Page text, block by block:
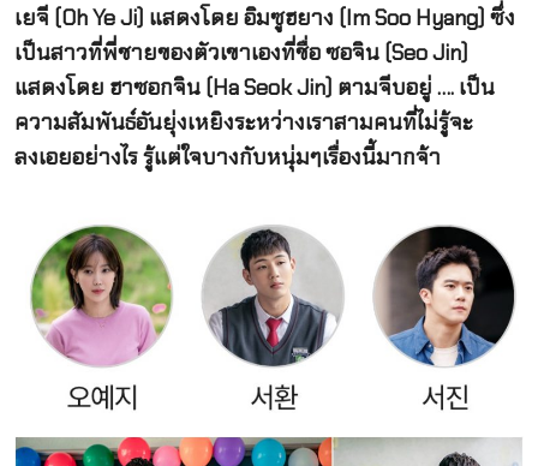
เยจี (Oh Ye Ji) แสดงโดย อิมซูฮยาง (Im Soo Hyang) ซึ่ง
เป็นสาวที่พี่ชายของตัวเขาเองที่ชื่อ ซอจิน (Seo Jin)
แสดงโดย ฮาซอกจิน (Ha Seok Jin) ตามจีบอยู่ …. เป็น
ความสัมพันธ์อันยุ่งเหยิงระหว่างเราสามคนที่ไม่รู้จะ
ลงเอยอย่างไร รู้แต่ใจบางกับหนุ่มๆเรื่องนี้มากจ้า